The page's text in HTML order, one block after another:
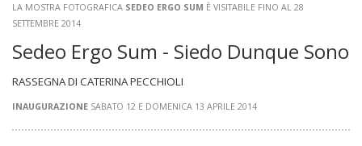
LA MOSTRA FOTOGRAFICA SEDEO ERGO SUM È VISITABILE FINO AL 28
SETTEMBRE 2014
Sedeo Ergo Sum - Siedo Dunque Sono
RASSEGNA DI CATERINA PECCHIOLI
INAUGURAZIONE SABATO 12 E DOMENICA 13 APRILE 2014